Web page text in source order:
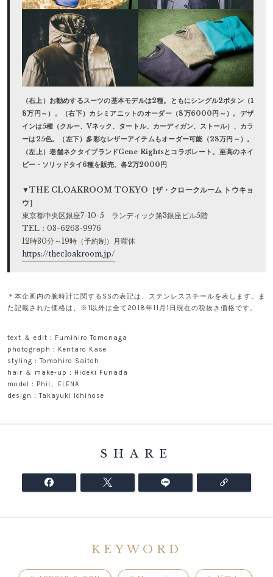
（右上）お勧めするスーツの基本モデルは2種。ともにシングル2ボタン（1
8万円～）。（右下）カシミアニットのオーダー（8万6000円～）。デザ
インは5種（クルー、Vネック、タートル、カーディガン、ストール）、カラ
ーは25色。（左下）多彩なレザーアイテムもオーダー可能（28万円～）。
（左上）老舗ネクタイブランドGene Rightsとコラボレート。至高のネイ
ビー・ソリッドタイ6種を販売。各2万2000円
▼THE CLOAKROOM TOKYO［ザ・クロークルーム トウキョ
ウ］
東京都中央区銀座7-10-5 ランディック第3銀座ビル5階
TEL：03-6263-9976
12時30分～19時（予約制）月曜休
https://thecloakroom.jp/
＊本企画内の腕時計に関するSSの表記は、ステンレススチールを表します。ま
た記載された価格は、※1以外は全て2018年11月1日現在の税抜き価格です。
text ＆ edit：Fumihiro Tomonaga
photograph：Kentaro Kase
styling：Tomohiro Saitoh
hair ＆ make-up：Hideki Funada
model：Phil、ELENA
design：Takayuki Ichinose
SHARE
KEYWORD